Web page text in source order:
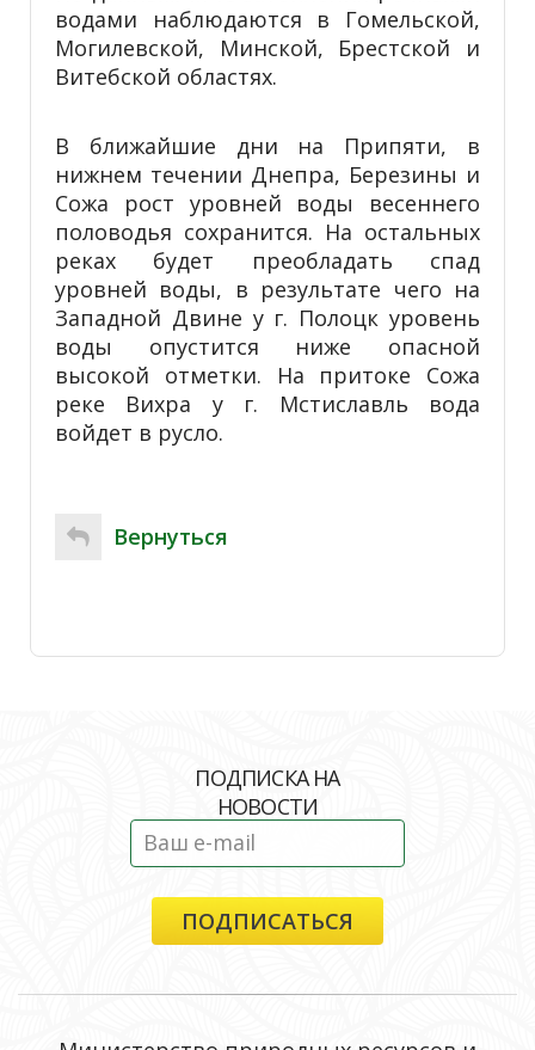
водами наблюдаются в Гомельской,
Могилевской, Минской, Брестской и
Витебской областях.
В ближайшие дни на Припяти, в
нижнем течении Днепра, Березины и
Сожа рост уровней воды весеннего
половодья сохранится. На остальных
реках будет преобладать спад
уровней воды, в результате чего на
Западной Двине у г. Полоцк уровень
воды опустится ниже опасной
высокой отметки. На притоке Сожа
реке Вихра у г. Мстиславль вода
войдет в русло.
Вернуться
ПОДПИСКА НА
НОВОСТИ